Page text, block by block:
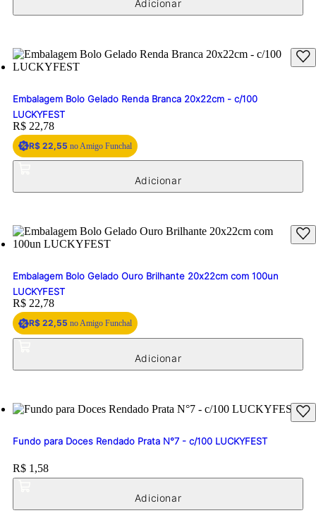
Embalagem Bolo Gelado Renda Branca 20x22cm - c/100
LUCKYFEST
Price:
R$ 22,78
R$ 22,55 no Amigo Funchal
Embalagem Bolo Gelado Ouro Brilhante 20x22cm com 100un
LUCKYFEST
Price:
R$ 22,78
R$ 22,55 no Amigo Funchal
Fundo para Doces Rendado Prata N°7 - c/100 LUCKYFEST
Price:
R$ 1,58